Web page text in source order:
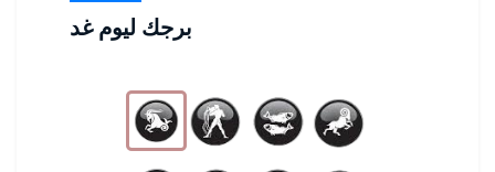
برجك ليوم غد